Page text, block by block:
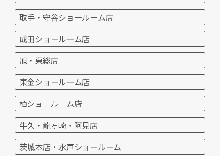
取手・守谷ショールーム店
成田ショールーム店
旭・東総店
東金ショールーム店
柏ショールーム店
牛久・龍ヶ崎・阿見店
茨城本店・水戸ショールーム